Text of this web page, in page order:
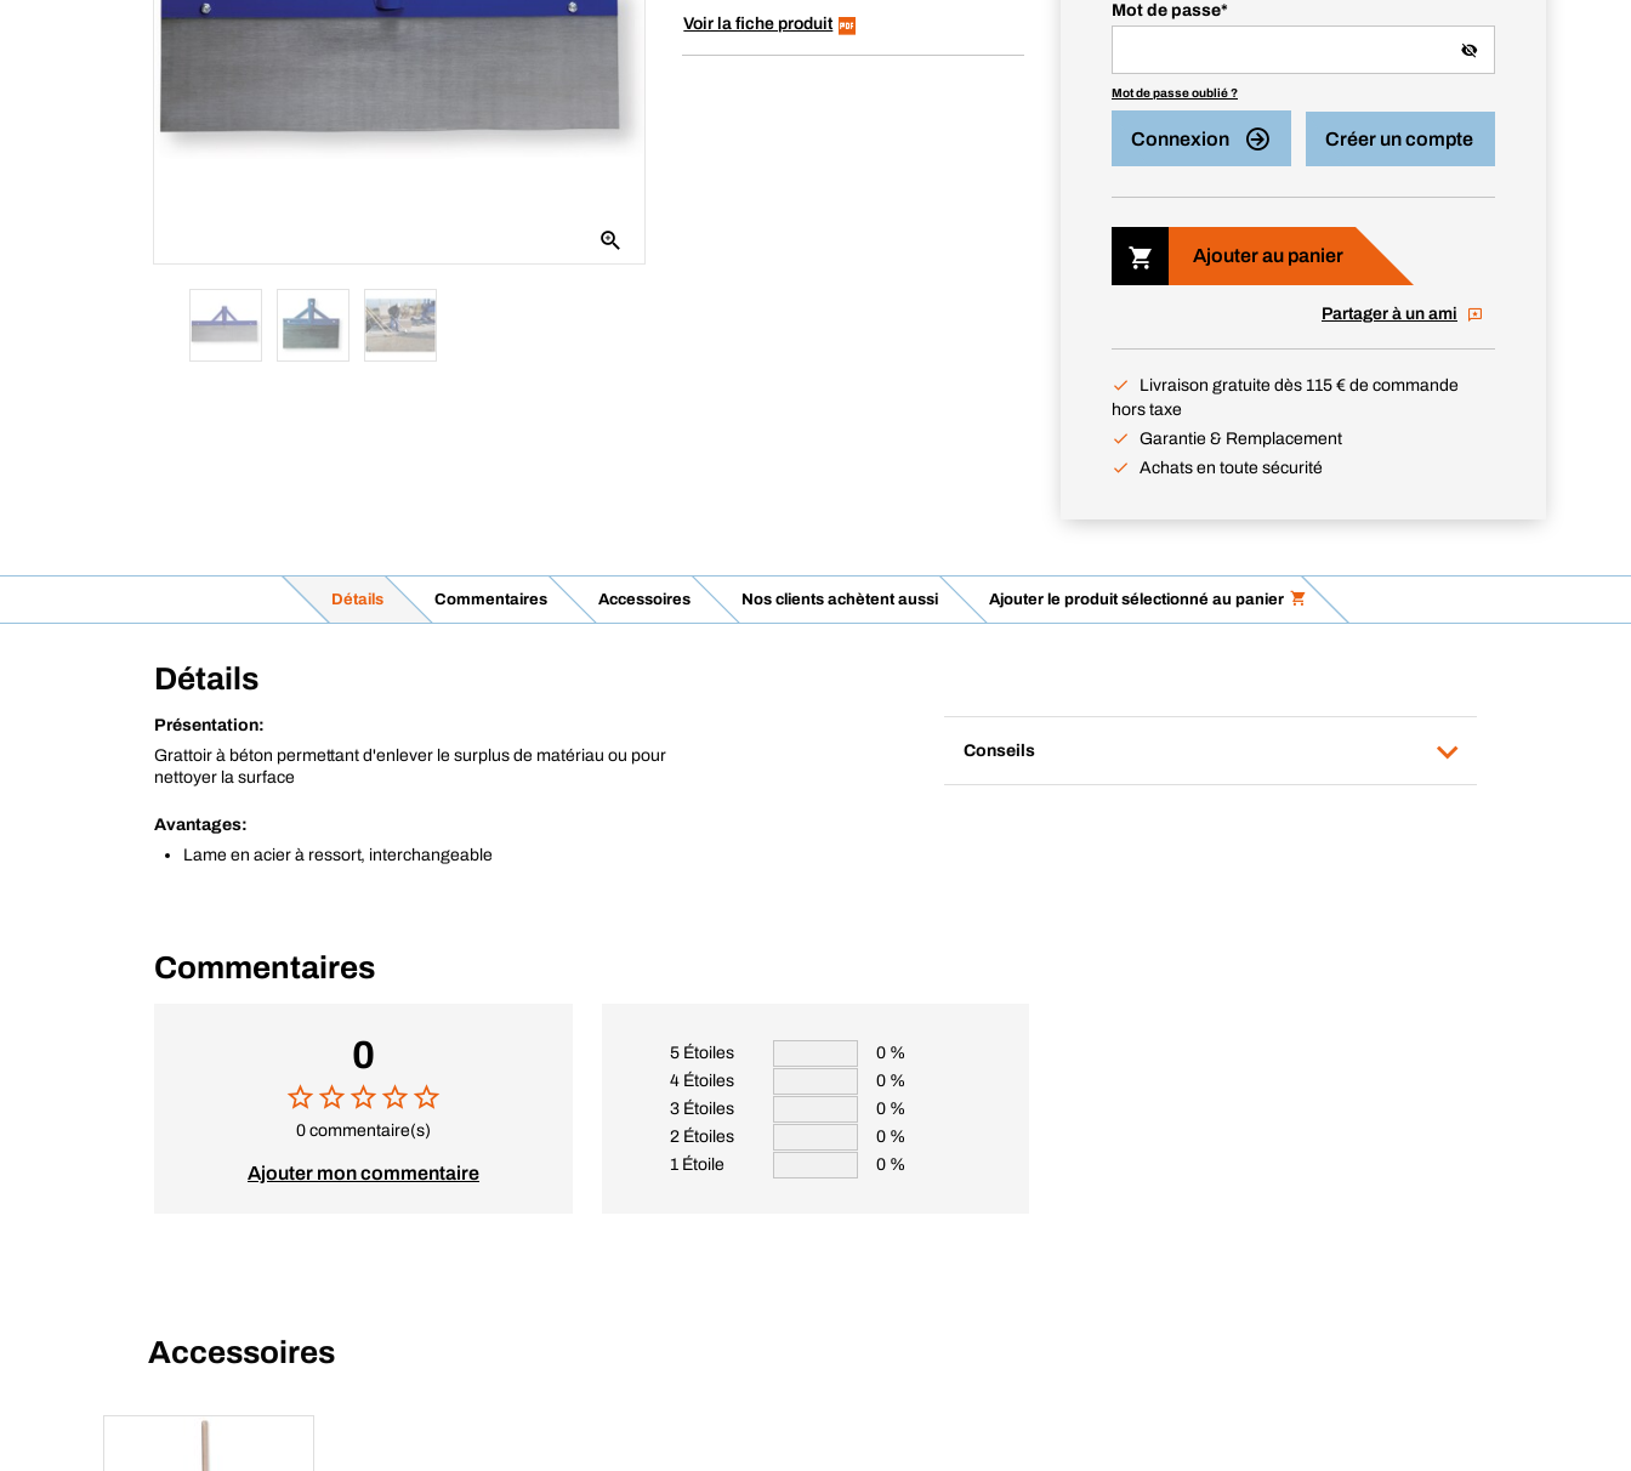
Voir la fiche produit
Mot de passe*
Mot de passe oublié ?
Connexion Créer un compte
Ajouter au panier
Partager à un ami
Livraison gratuite dès 115 € de commande
hors taxe
Garantie & Remplacement
Achats en toute sécurité
Détails Commentaires Accessoires Nos clients achètent aussi Ajouter le produit sélectionné au panier
Détails
Présentation:
Grattoir à béton permettant d'enlever le surplus de matériau ou pour
nettoyer la surface
Avantages:
Lame en acier à ressort, interchangeable
Conseils
Commentaires
0
0 commentaire(s)
Ajouter mon commentaire
5 Étoiles
0 %
4 Étoiles
0 %
3 Étoiles
0 %
2 Étoiles
0 %
1 Étoile
0 %
Accessoires